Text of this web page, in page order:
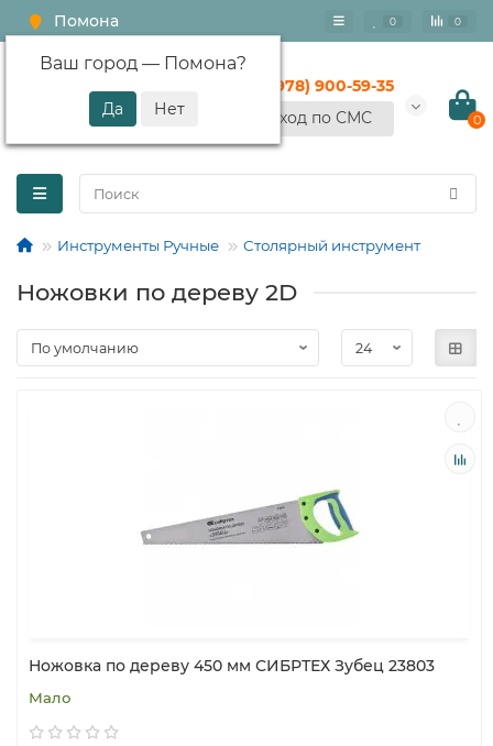
Помона
Ваш город — Помона?
0 0
+7 (978) 900-59-35
Вход по СМС
0
Инструменты Ручные Столярный инструмент
Ножовки по дереву 2D
Ножовка по дереву 450 мм СИБРТЕХ Зубец 23803
Мало